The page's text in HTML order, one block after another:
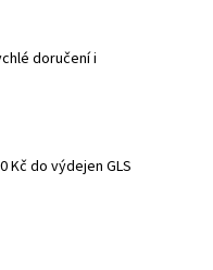
doručení i
Kč do výdejen GLS